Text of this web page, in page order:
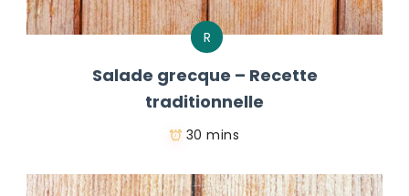
R
Salade grecque – Recette
traditionnelle
30 mins